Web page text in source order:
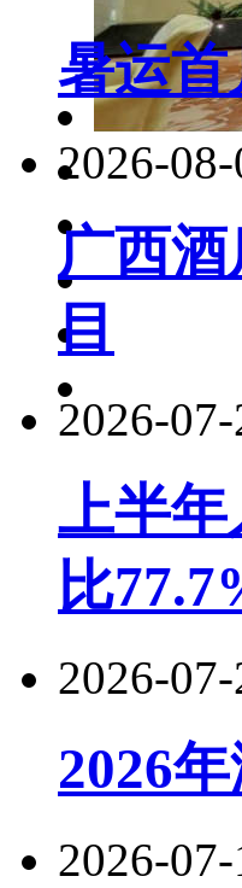
暑运
2026-08-
广西
目
2026-07-
上半年
比
2026-07-
2026
2026-07-